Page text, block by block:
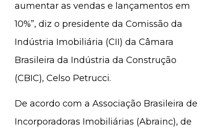
aumentar as vendas e lançamentos em
10%”, diz o presidente da Comissão da
Indústria Imobiliária (CII) da Câmara
Brasileira da Indústria da Construção
(CBIC), Celso Petrucci.
De acordo com a Associação Brasileira de
Incorporadoras Imobiliárias (Abrainc), de